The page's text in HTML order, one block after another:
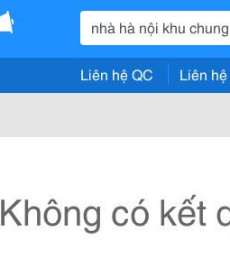
Liên hệ QC Liên
Không có kết